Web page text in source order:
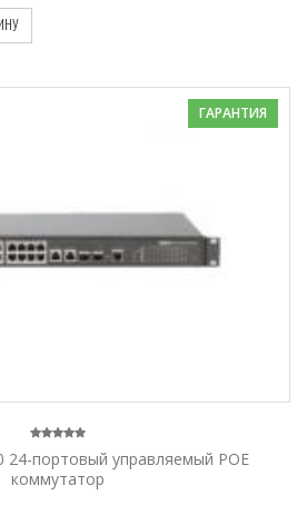
ГАРАНТИЯ
24-портовый управляемый POE
коммутатор